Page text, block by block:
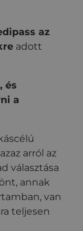
az
adott
és
a
arról az
választása
annak
van
teljesen